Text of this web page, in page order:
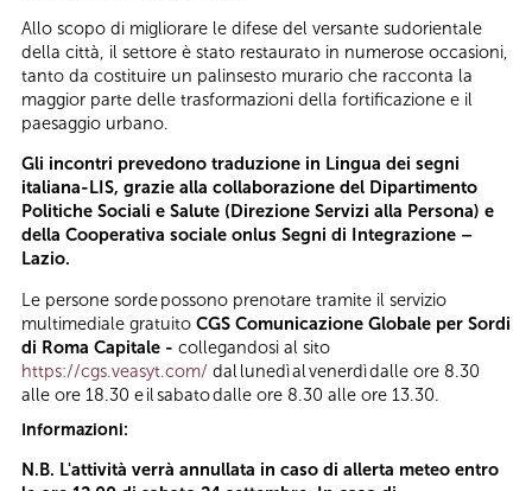
Allo scopo di migliorare le difese del versante sudorientale
della città, il settore è stato restaurato in numerose occasioni,
tanto da costituire un palinsesto murario che racconta la
maggior parte delle trasformazioni della fortificazione e il
paesaggio urbano.
Gli incontri prevedono traduzione in Lingua dei segni
italiana-LIS, grazie alla collaborazione del Dipartimento
Politiche Sociali e Salute (Direzione Servizi alla Persona) e
della Cooperativa sociale onlus Segni di Integrazione –
Lazio.
Le persone sorde possono prenotare tramite il servizio
multimediale gratuito CGS Comunicazione Globale per Sordi
di Roma Capitale - collegandosi al sito
https://cgs.veasyt.com/ dal lunedì al venerdì dalle ore 8.30
alle ore 18.30 e il sabato dalle ore 8.30 alle ore 13.30.
Informazioni:
N.B. L'attività verrà annullata in caso di allerta meteo entro